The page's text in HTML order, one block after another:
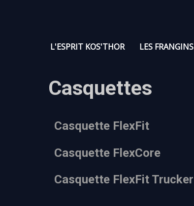
L'ESPRIT KOS'THOR LES FRANGINS
Casquettes
Casquette FlexFit
Casquette FlexCore
Casquette FlexFit Trucker